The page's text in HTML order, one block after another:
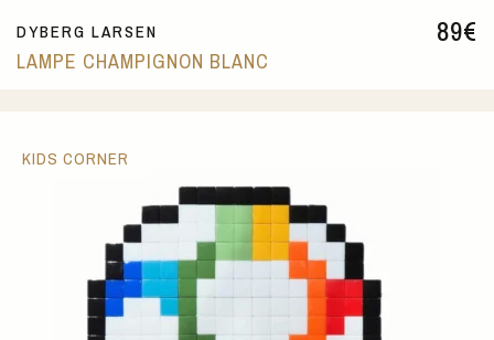
89€
DYBERG LARSEN
LAMPE CHAMPIGNON BLANC
KIDS CORNER